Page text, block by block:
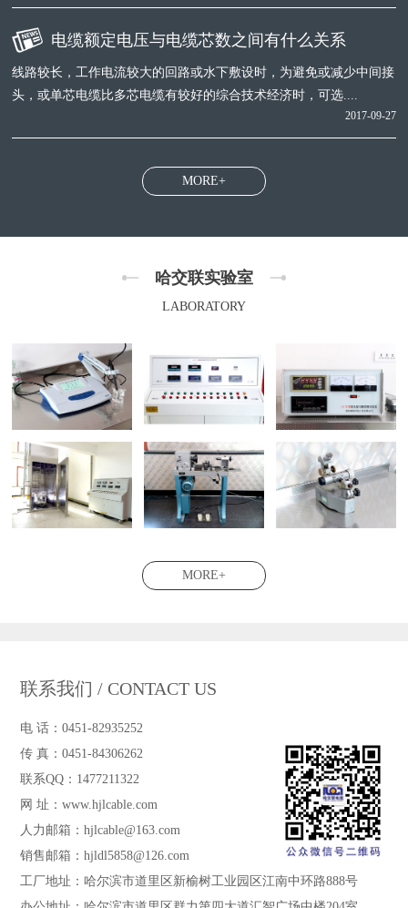
电缆额定电压与电缆芯数之间有什么关系
线路较长，工作电流较大的回路或水下敷设时，为避免或减少中间接
头，或单芯电缆比多芯电缆有较好的综合技术经济时，可选....
2017-09-27
MORE+
哈交联实验室
LABORATORY
MORE+
联系我们 / CONTACT US
电 话：0451-82935252
传 真：0451-84306262
联系QQ：1477211322
网 址：www.hjlcable.com
人力邮箱：hjlcable@163.com
销售邮箱：hjldl5858@126.com
工厂地址：哈尔滨市道里区新榆树工业园区江南中环路888号